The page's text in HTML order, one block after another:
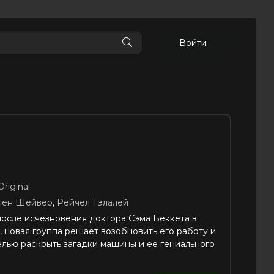
Войти
Шейвер, Рейчел Тэлалей
исчезновения доктора Сэма Беккета в
новая группа решает возобновить его работу и
раскрыть загадки машины и ее гениального